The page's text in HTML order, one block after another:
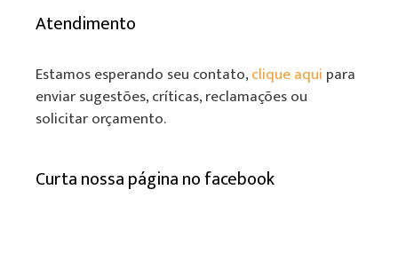
Atendimento
Estamos esperando seu contato,clique aqui para
enviar sugestões, críticas, reclamações ou
solicitar orçamento.
Curta nossa página no facebook